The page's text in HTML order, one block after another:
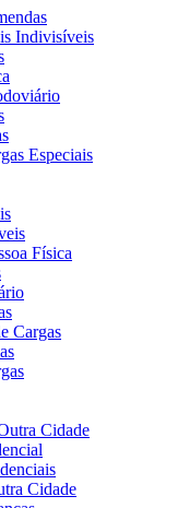
Indivisíveis
Especiais
Física
Cargas
Cidade
Cidade